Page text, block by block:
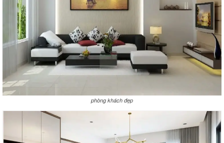
phòng khách đẹp